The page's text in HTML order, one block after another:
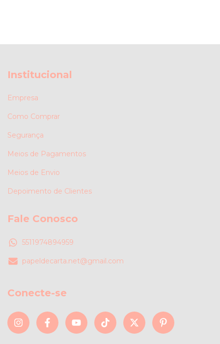
Institucional
Empresa
Como Comprar
Segurança
Meios de Pagamentos
Meios de Envio
Depoimento de Clientes
Fale Conosco
5511974894959
papeldecarta.net@gmail.com
Conecte-se